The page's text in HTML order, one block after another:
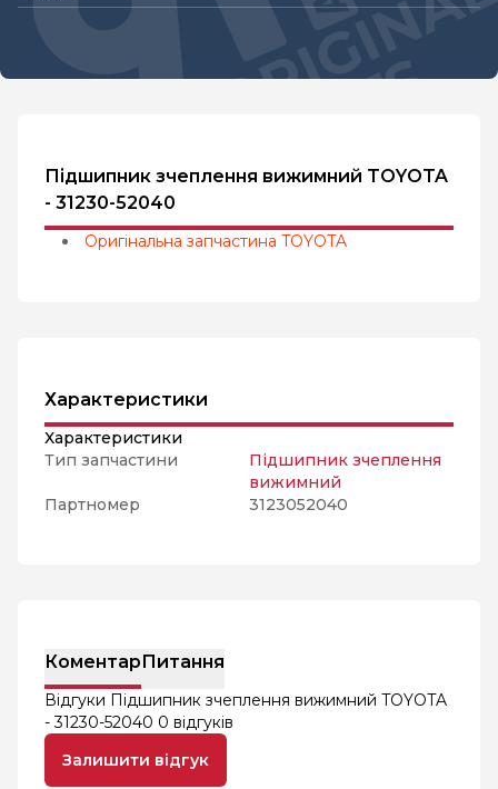
Підшипник зчеплення вижимний TOYOTA
- 31230-52040
Оригінальна запчастина TOYOTA
Характеристики
Характеристики
Тип запчастини
Підшипник зчеплення
вижимний
Партномер
3123052040
КоментарПитання
Відгуки Підшипник зчеплення вижимний TOYOTA
- 31230-52040 0 відгуків
Залишити відгук